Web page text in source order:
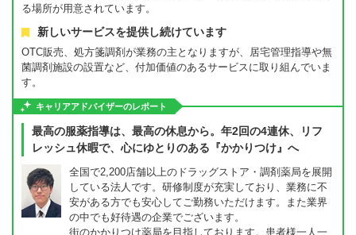
る場所が用意されています。
新しいサービスを提供し続けています
OTC販売、処方箋調剤が業務の主となりますが、居宅管理指導や無
菌調剤施設の設置など、付加価値のあるサービスに取り組んでいま
す。
キャリアアドバイザーのレポート
最高の服薬指導は、最高の休息から。年2回の4連休、リフ
レッシュ休暇で、心にゆとりのある『かかりつけ』へ
全国で2,200店舗以上のドラッグストア・調剤薬局を展開
している法人です。研修制度が充実しており、業務に不
安がある方でも安心してご勤務いただけます。また業界
の中でも好待遇の企業でございます。
街のかかりつけ薬局を目指しております。患者様一人一